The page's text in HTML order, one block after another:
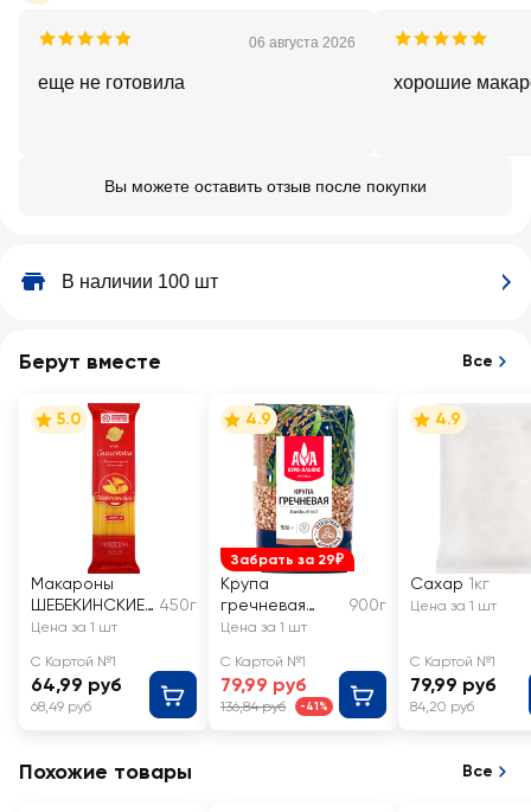
06 августа 2026
еще не готовила хорошие
Вы можете оставить отзыв после покупки
В наличии 100 шт
Берут вместе Все
5.0
Макароны
ШЕБЕКИНСКИЕ
Спагетти
А, высший сорт
450г
Цена за 1 шт
С Картой №1
64,99 руб
68,49 руб
Забрать за 29₽
4.9
Крупа
гречневая
АГРО-АЛЬЯНС
Элитная
высший сорт
900г
Цена за 1 шт
С Картой №1
79,99 руб
136,84 руб -41%
4.9
Сахар 1кг
Цена за 1 шт
С Картой №1
79,99 руб
84,20 руб
Похожие товары Все